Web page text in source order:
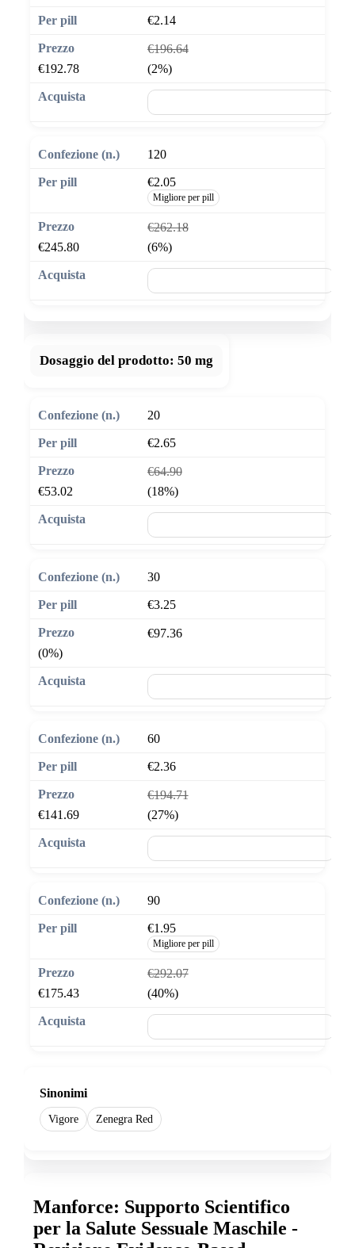
€2.14
€196.64
€192.78
(2%)
120
€2.05
Migliore per pill
€262.18
€245.80
(6%)
Dosaggio del prodotto: 50 mg
20
€2.65
€64.90
€53.02
(18%)
30
€3.25
€97.36
(0%)
60
€2.36
€194.71
€141.69
(27%)
90
€1.95
Migliore per pill
€292.07
€175.43
(40%)
Sinonimi
Vigore Zenegra Red
Manforce: Supporto Scientifico
per la Salute Sessuale Maschile -